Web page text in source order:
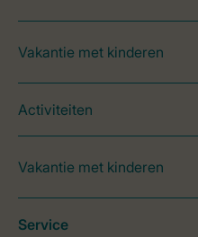
Vakantie met kinderen
Activiteiten
Vakantie met kinderen
Service